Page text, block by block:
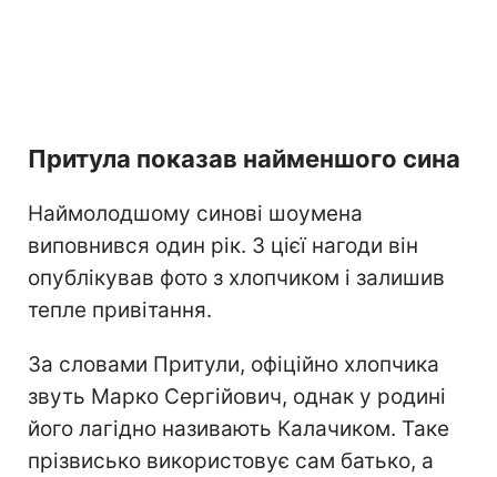
Притула показав найменшого сина
Наймолодшому синові шоумена
виповнився один рік. З цієї нагоди він
опублікував фото з хлопчиком і залишив
тепле привітання.
За словами Притули, офіційно хлопчика
звуть Марко Сергійович, однак у родині
його лагідно називають Калачиком. Таке
прізвисько використовує сам батько, а